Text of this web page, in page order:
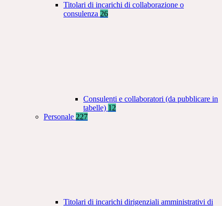
Titolari di incarichi di collaborazione o
consulenza 26
Consulenti e collaboratori (da pubblicare in
tabelle) 12
Personale 227
Titolari di incarichi dirigenziali amministrativi di